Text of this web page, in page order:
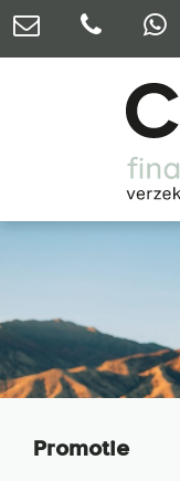
Promotie